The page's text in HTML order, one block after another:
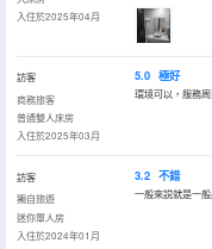
入住於2025年04月
訪客
商務旅客
普通雙人床房
入住於2025年03月
5.0 極好
環境可以，服務周
訪客
獨自旅遊
迷你單人房
入住於2024年01月
3.2 不錯
一般來説就是一